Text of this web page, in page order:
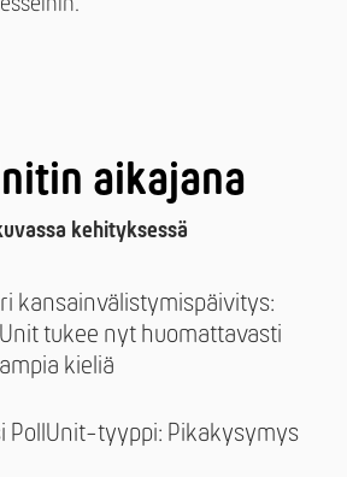
aikajana
kehityksessä
kansainvälistymispäivitys:
tukee nyt huomattavasti
kieliä
PollUnit-tyyppi: Pikakysymys